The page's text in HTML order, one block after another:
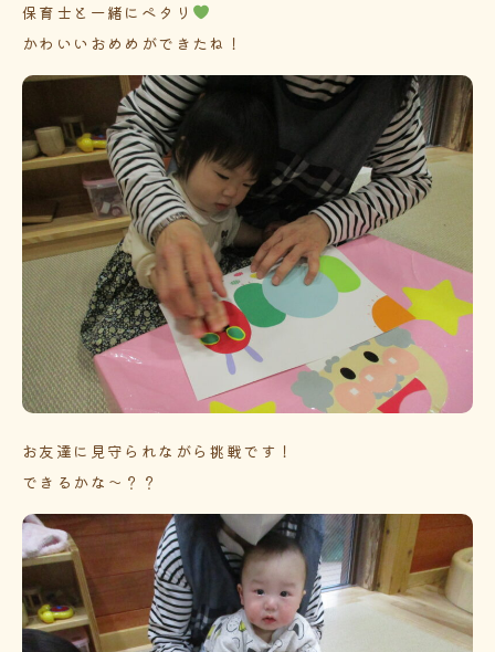
保育士と一緒にペタリ
かわいいおめめができたね！
お友達に見守られながら挑戦です！
できるかな～？？